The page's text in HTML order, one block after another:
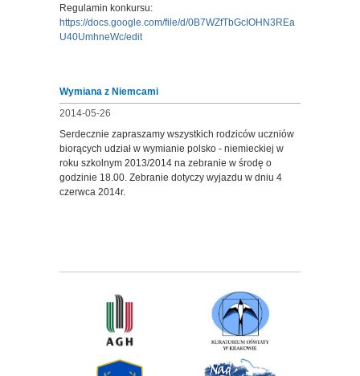
Regulamin konkursu:
https://docs.google.com/file/d/0B7WZfTbGcIOHN3REa
U40UmhneWc/edit
Wymiana z Niemcami
2014-05-26
Serdecznie zapraszamy wszystkich rodziców uczniów
biorących udział w wymianie polsko - niemieckiej w
roku szkolnym 2013/2014 na zebranie w środę o
godzinie 18.00. Zebranie dotyczy wyjazdu w dniu 4
czerwca 2014r.